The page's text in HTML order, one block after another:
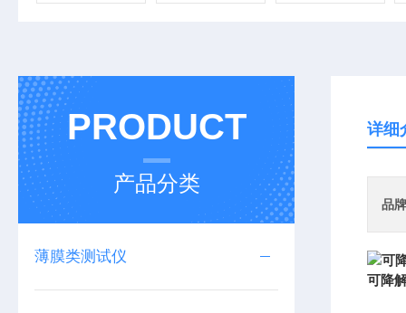
PRODUCT
产品分类
薄膜类测试仪
详细
品牌
可降